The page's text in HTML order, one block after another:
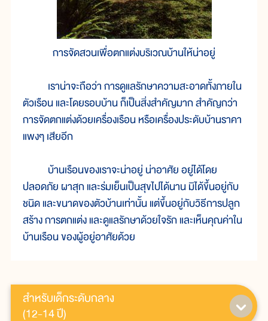
สำหรับเด็กระดับกลาง
(12-14 ปี)
การจัดสวนเพื่อตกแต่งบริเวณบ้านให้น่าอยู่
เราน่าจะถือว่า การดูแลรักษาความสะอาดทั้งภายใน
ตัวเรือน และโดยรอบบ้าน ก็เป็นสิ่งสำคัญมาก สำคัญกว่า
การจัดตกแต่งด้วยเครื่องเรือน หรือเครื่องประดับบ้านราคา
แพงๆ เสียอีก
บ้านเรือนของเราจะน่าอยู่ น่าอาศัย อยู่ได้โดย
ปลอดภัย ผาสุก และร่มเย็นเป็นสุขไปได้นาน มิได้ขึ้นอยู่กับ
ชนิด และขนาดของตัวบ้านเท่านั้น แต่ขึ้นอยู่กับวิธีการปลูก
สร้าง การตกแต่ง และดูแลรักษาด้วยใจรัก และเห็นคุณค่าใน
บ้านเรือน ของผู้อยู่อาศัยด้วย